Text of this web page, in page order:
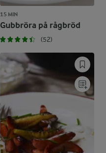
15 MIN
Gubbröra på rågbröd
(52)